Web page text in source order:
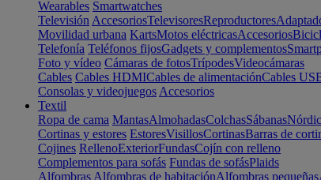
Wearables Smartwatches
Televisión AccesoriosTelevisoresReproductores
Movilidad urbana KartsMotos eléctricasAccesorios
Telefonía Teléfonos fijosGadgets y complementos
Foto y vídeo Cámaras de fotosTrípodesVideocámaras
Cables Cables HDMICables de alimentaciónCables
Consolas y videojuegos Accesorios
Textil
Ropa de cama MantasAlmohadasColchasSábanas
Cortinas y estores EstoresVisillosCortinasBarras de
Cojines RellenoExteriorFundasCojín con relleno
Complementos para sofás Fundas de sofásPlaids
Alfombras Alfombras de habitaciónAlfombras pequeñas